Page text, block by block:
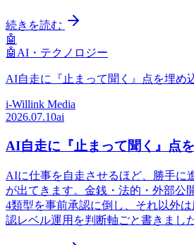
続きを読む
🤖
🤖 AI・テクノロジー
AI自走に『止まって聞く』点を埋め
i-Willink Media
2026.07.10ai
AI自走に『止まって聞く』点
AIに仕事を自走させるほど、勝手に
が出てきます。金銭・法的・外部公
4類型を事前承認に倒し、それ以外
認レベル運用を判断軸ごと書きました